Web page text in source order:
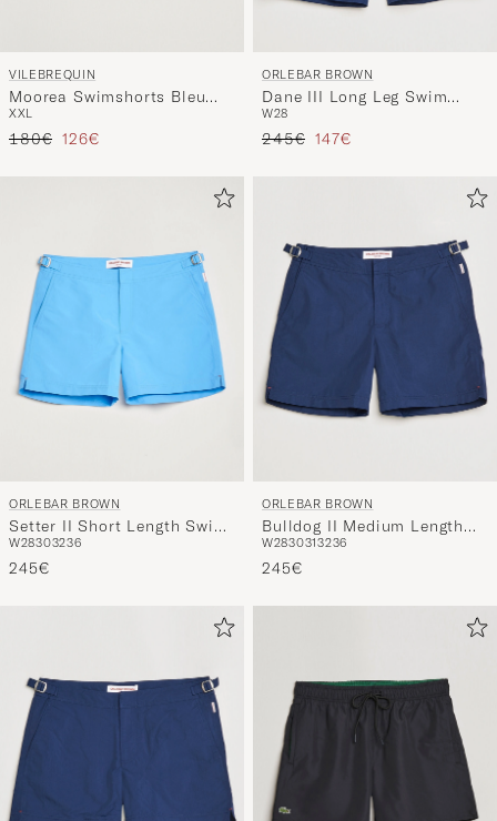
VILEBREQUIN
Moorea Swimshorts Bleu
Marine
XXL
Regulärer Preis
180€ Reduzierter Preis
126€
ORLEBAR BROWN
Dane III Long Leg Swim
Shorts Navy
W28
Regulärer Preis
245€ Reduzierter Preis
147€
ORLEBAR BROWN
Setter II Short Length Swim
Shorts Riviera II
W28303236
245€
ORLEBAR BROWN
Bulldog II Medium Length
Swim Shorts Navy
W2830313236
245€